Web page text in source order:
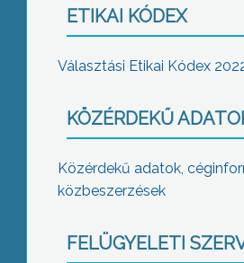
ETIKAI KÓDEX
Választási Etikai Kódex
KÖZÉRDEKŰ
Közérdekű adatok,
közbeszerzések
FELÜGYELETI